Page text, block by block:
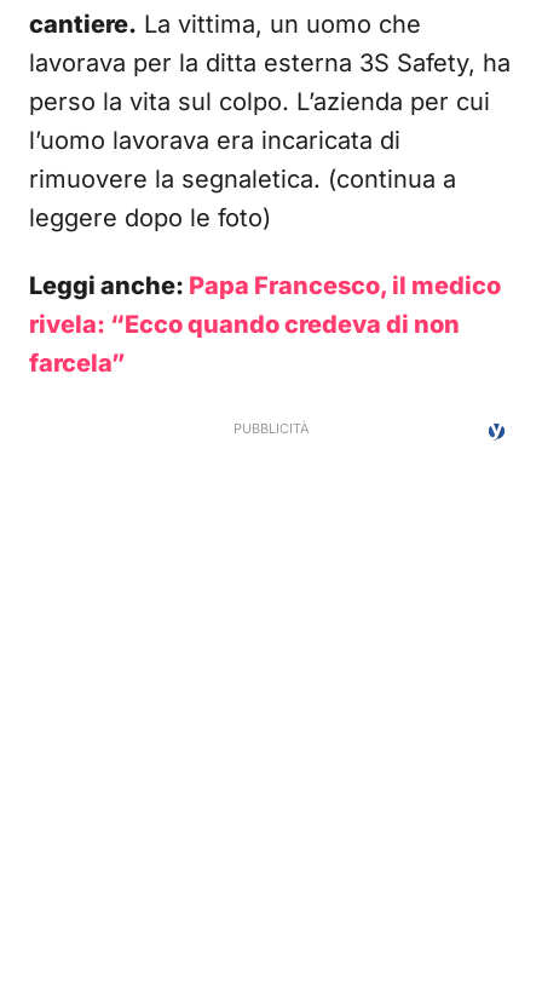
cantiere. La vittima, un uomo che
lavorava per la ditta esterna 3S Safety, ha
perso la vita sul colpo. L’azienda per cui
l’uomo lavorava era incaricata di
rimuovere la segnaletica. (continua a
leggere dopo le foto)
Leggi anche: Papa Francesco, il medico
rivela: “Ecco quando credeva di non
farcela”